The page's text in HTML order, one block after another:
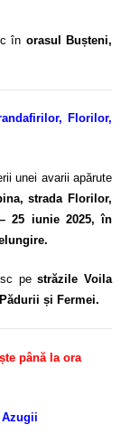
în orasul Bușteni,
Florilor,
unei avarii apărute
strada Florilor,
25 iunie 2025, în
pestrăzile Voila
și Fermei.
până la ora